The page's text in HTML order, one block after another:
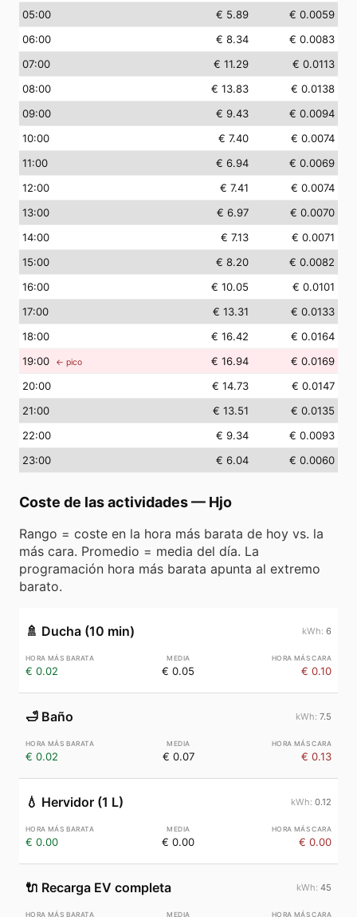
05:00 € 5.89
€ 0.0059
06:00 € 8.34
€ 0.0083
07:00 € 11.29
€ 0.0113
08:00 € 13.83
€ 0.0138
09:00 € 9.43
€ 0.0094
10:00 € 7.40
€ 0.0074
11:00 € 6.94
€ 0.0069
12:00 € 7.41
€ 0.0074
13:00 € 6.97
€ 0.0070
14:00 € 7.13
€ 0.0071
15:00 € 8.20
€ 0.0082
16:00 € 10.05
€ 0.0101
17:00 € 13.31
€ 0.0133
18:00 € 16.42
€ 0.0164
19:00 ← pico € 16.94
€ 0.0169
20:00 € 14.73
€ 0.0147
21:00 € 13.51
€ 0.0135
22:00 € 9.34
€ 0.0093
23:00 € 6.04 € 0.0060
Coste de las actividades— Hjo
Rango = coste en la hora más barata de hoy vs. la
más cara. Promedio = media del día. La
programación hora más barata apunta al extremo
barato.
🚿 Ducha (10 min) 6
€ 0.02 € 0.05 € 0.10
🛁 Baño 7.5
€ 0.02 € 0.07 € 0.13
💧 Hervidor (1 L) 0.12
€ 0.00 € 0.00 € 0.00
🔌 Recarga EV completa 45